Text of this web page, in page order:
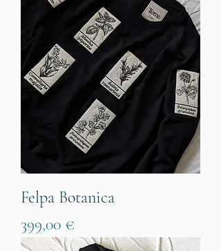
Felpa Botanica
Prezzo
399,00 €